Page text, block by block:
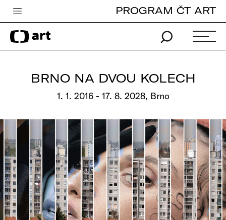
Česká televize
Zpravodajství
Pro děti
edu
Vše o ČT
PROGRAM ČT ART
BRNO NA DVOU KOLECH
1. 1. 2016 - 17. 8. 2028, Brno